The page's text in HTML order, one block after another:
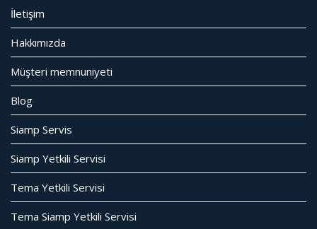
İletişim
Hakkımızda
Müşteri memnuniyeti
Blog
Siamp Servis
Siamp Yetkili Servisi
Tema Yetkili Servisi
Tema Siamp Yetkili Servisi